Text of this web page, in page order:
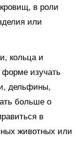
в роли
или
кольца и
форме изучать
дельфины,
больше о
в
животных или